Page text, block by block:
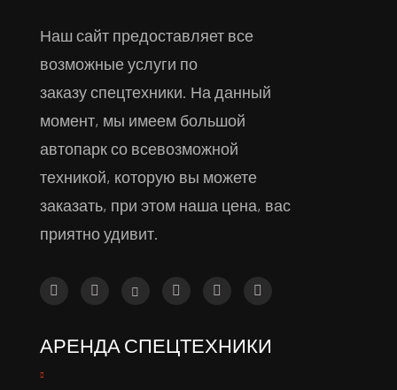
Наш сайт предоставляет все
возможные услуги по
заказу спецтехники. На данный
момент, мы имеем большой
автопарк со всевозможной
техникой, которую вы можете
заказать, при этом наша цена, вас
приятно удивит.
АРЕНДА СПЕЦТЕХНИКИ